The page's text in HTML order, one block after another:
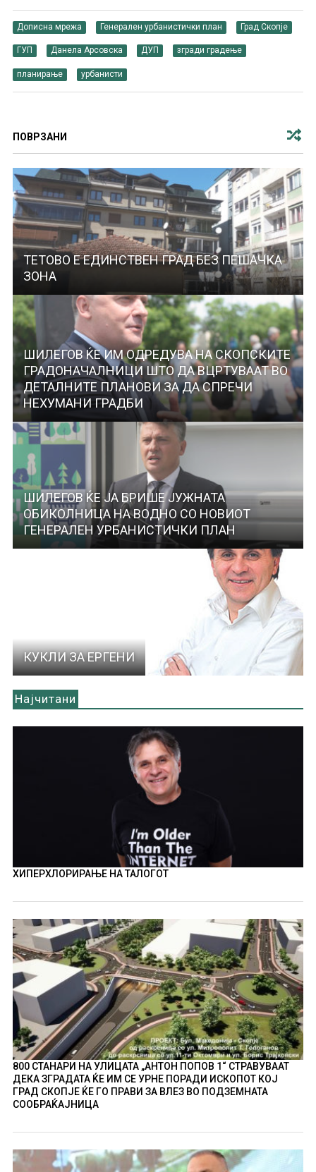
Дописна мрежа Генерален урбанистички план Град Скопје
ГУП Данела Арсовска ДУП згради градење
планирање урбанисти
ПОВРЗАНИ
ТЕТОВО Е ЕДИНСТВЕН ГРАД БЕЗ ПЕШАЧКА
ЗОНА
ШИЛЕГОВ ЌЕ ИМ ОДРЕДУВА НА СКОПСКИТЕ
ГРАДОНАЧАЛНИЦИ ШТО ДА ВЦРТУВААТ ВО
ДЕТАЛНИТЕ ПЛАНОВИ ЗА ДА СПРЕЧИ
НЕХУМАНИ ГРАДБИ
ШИЛЕГОВ ЌЕ ЈА БРИШЕ ЈУЖНАТА
ОБИКОЛНИЦА НА ВОДНО СО НОВИОТ
ГЕНЕРАЛЕН УРБАНИСТИЧКИ ПЛАН
КУКЛИ ЗА ЕРГЕНИ
Најчитани
ХИПЕРХЛОРИРАЊЕ НА ТАЛОГОТ
800 СТАНАРИ НА УЛИЦАТА „АНТОН ПОПОВ 1“ СТРАВУВААТ
ДЕКА ЗГРАДАТА ЌЕ ИМ СЕ УРНЕ ПОРАДИ ИСКОПОТ КОЈ
ГРАД СКОПЈЕ ЌЕ ГО ПРАВИ ЗА ВЛЕЗ ВО ПОДЗЕМНАТА
СООБРАЌАЈНИЦА